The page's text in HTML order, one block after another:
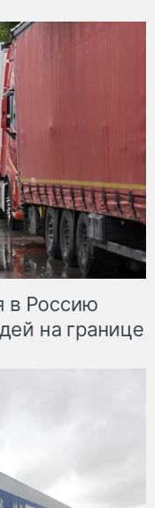
в Россию
на границе